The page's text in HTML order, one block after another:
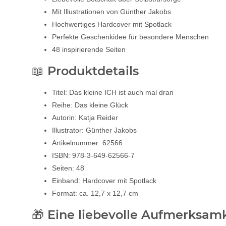
Mit Illustrationen von Günther Jakobs
Hochwertiges Hardcover mit Spotlack
Perfekte Geschenkidee für besondere Menschen
48 inspirierende Seiten
📖 Produktdetails
Titel: Das kleine ICH ist auch mal dran
Reihe: Das kleine Glück
Autorin: Katja Reider
Illustrator: Günther Jakobs
Artikelnummer: 62566
ISBN: 978-3-649-62566-7
Seiten: 48
Einband: Hardcover mit Spotlack
Format: ca. 12,7 x 12,7 cm
🎁 Eine liebevolle